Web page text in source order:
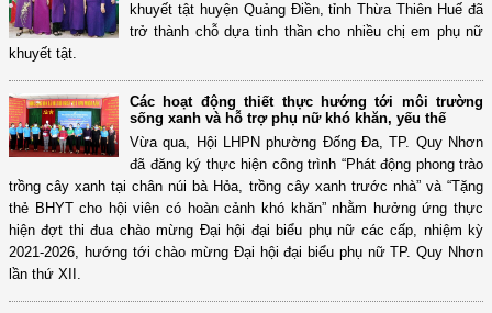
khuyết tật huyện Quảng Điền, tỉnh Thừa Thiên Huế đã
trở thành chỗ dựa tinh thần cho nhiều chị em phụ nữ
khuyết tật.
Các hoạt động thiết thực hướng tới môi trường
sống xanh và hỗ trợ phụ nữ khó khăn, yếu thế
Vừa qua, Hội LHPN phường Đống Đa, TP. Quy Nhơn
đã đăng ký thực hiện công trình “Phát động phong trào
trồng cây xanh tại chân núi bà Hỏa, trồng cây xanh trước nhà” và “Tặng
thẻ BHYT cho hội viên có hoàn cảnh khó khăn” nhằm hưởng ứng thực
hiện đợt thi đua chào mừng Đại hội đại biểu phụ nữ các cấp, nhiệm kỳ
2021-2026, hướng tới chào mừng Đại hội đại biểu phụ nữ TP. Quy Nhơn
lần thứ XII.